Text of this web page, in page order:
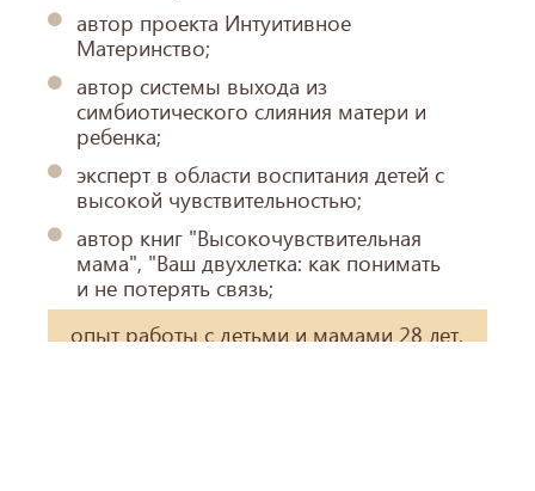
автор проекта Интуитивное
Материнство;
автор системы выхода из
симбиотического слияния матери и
ребенка;
эксперт в области воспитания детей с
высокой чувствительностью;
автор книг "Высокочувствительная
мама", "Ваш двухлетка: как понимать
и не потерять связь;
опыт работы с детьми и мамами 28 лет.